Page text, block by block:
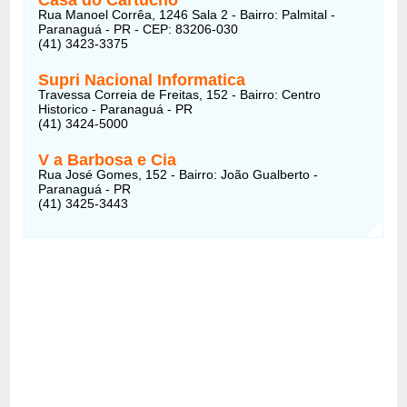
Rua Manoel Corrêa, 1246 Sala 2 - Bairro: Palmital -
Paranaguá - PR - CEP: 83206-030
(41) 3423-3375
Supri Nacional Informatica
Travessa Correia de Freitas, 152 - Bairro: Centro
Historico - Paranaguá - PR
(41) 3424-5000
V a Barbosa e Cia
Rua José Gomes, 152 - Bairro: João Gualberto -
Paranaguá - PR
(41) 3425-3443